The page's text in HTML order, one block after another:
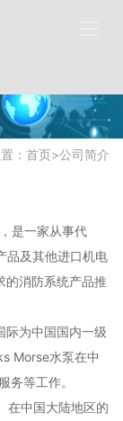
： 首页>公司简介
是一家从事代
品及其他进口机电
的消防系统产品推
际为中国国内一级
Morse水泵在中
务等工作。
在中国大陆地区的